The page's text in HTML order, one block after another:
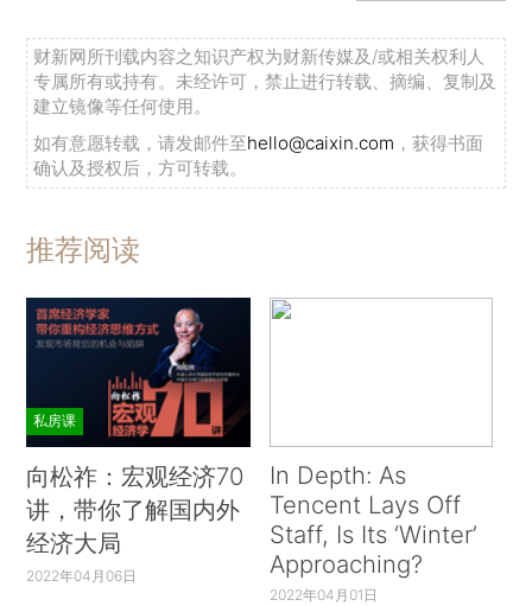
财新网所刊载内容之知识产权为财新传媒及/或相关权利人
专属所有或持有。未经许可，禁止进行转载、摘编、复制及
建立镜像等任何使用。
如有意愿转载，请发邮件至hello@caixin.com ，获得书面
确认及授权后，方可转载。
推荐阅读
私房课
向松祚：宏观经济70
讲，带你了解国内外
经济大局
2022年04月06日
In Depth: As
Tencent Lays Off
Staff, Is Its ‘Winter’
Approaching?
2022年04月01日